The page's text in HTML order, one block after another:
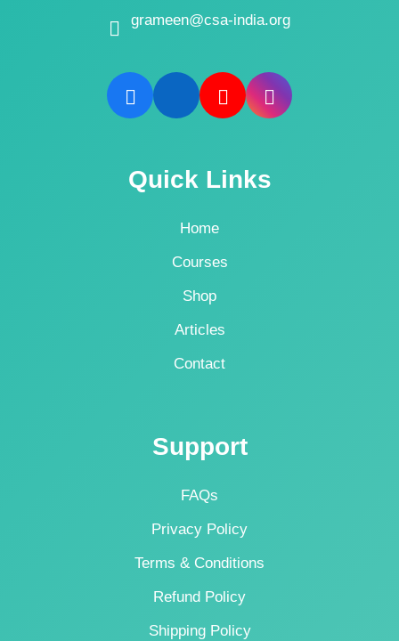
grameen@csa-india.org
Quick Links
Home
Courses
Shop
Articles
Contact
Support
FAQs
Privacy Policy
Terms & Conditions
Refund Policy
Shipping Policy